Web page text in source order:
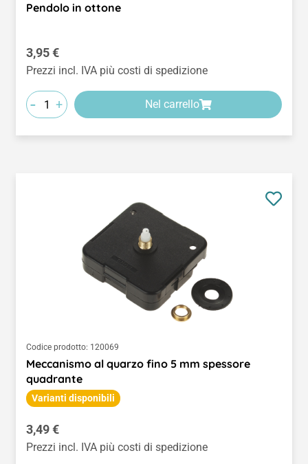
Pendolo in ottone
Prezzo normale:
3,95 €
Prezzi incl. IVA più costi di spedizione
- + Nel carrello
Codice prodotto: 120069
Meccanismo al quarzo fino 5 mm spessore
quadrante
Varianti disponibili
Prezzo normale:
3,49 €
Prezzi incl. IVA più costi di spedizione